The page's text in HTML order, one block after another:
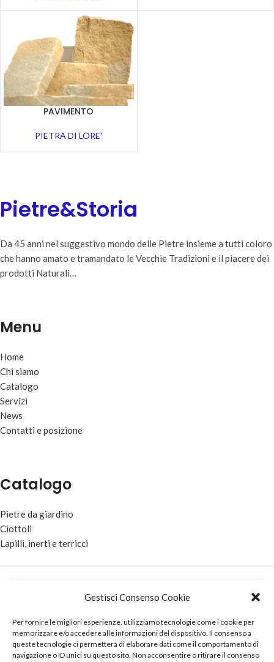
Gestisci Consenso Cookie
Per fornire le migliori esperienze, utilizziamo tecnologie come i cookie per
memorizzare e/o accedere alle informazioni del dispositivo. Il consenso a
queste tecnologie ci permetterà di elaborare dati come il comportamento di
navigazione o ID unici su questo sito. Non acconsentire o ritirare il consenso
PAVIMENTO
PIETRA DI LORE'
Pietre&Storia
Da 45 anni nel suggestivo mondo delle Pietre insieme a tutti coloro
che hanno amato e tramandato le Vecchie Tradizioni e il piacere dei
prodotti Naturali…
Menu
Home
Chi siamo
Catalogo
Servizi
News
Contatti e posizione
Catalogo
Pietre da giardino
Ciottoli
Lapilli, inerti e terricci